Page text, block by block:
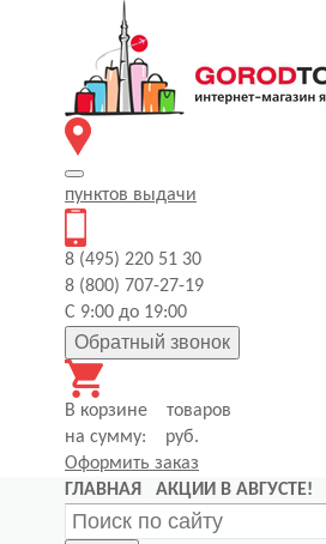
пунктов выдачи
8 (495) 220 51 30
8 (800) 707-27-19
С 9:00 до 19:00
Обратный звонок
В корзине
товаров
на сумму:
руб.
Оформить заказ
ГЛАВНАЯ
АКЦИИ В АВГУСТЕ!